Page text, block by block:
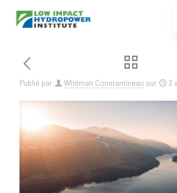
Publié par Whitman Constantineau sur 3